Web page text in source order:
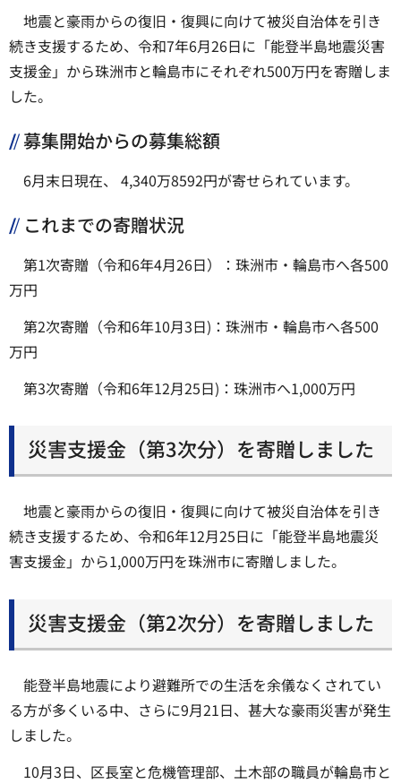
地震と豪雨からの復旧・復興に向けて被災自治体を引き
続き支援するため、令和7年6月26日に「能登半島地震災害
支援金」から珠洲市と輪島市にそれぞれ500万円を寄贈しま
した。
募集開始からの募集総額
6月末日現在、 4,340万8592円が寄せられています。
これまでの寄贈状況
第1次寄贈（令和6年4月26日）：珠洲市・輪島市へ各500
万円
第2次寄贈（令和6年10月3日)：珠洲市・輪島市へ各500
万円
第3次寄贈（令和6年12月25日)：珠洲市へ1,000万円
災害支援金（第3次分）を寄贈しました
地震と豪雨からの復旧・復興に向けて被災自治体を引き
続き支援するため、令和6年12月25日に「能登半島地震災
害支援金」から1,000万円を珠洲市に寄贈しました。
災害支援金（第2次分）を寄贈しました
能登半島地震により避難所での生活を余儀なくされてい
る方が多くいる中、さらに9月21日、甚大な豪雨災害が発生
しました。
10月3日、区長室と危機管理部、土木部の職員が輪島市と